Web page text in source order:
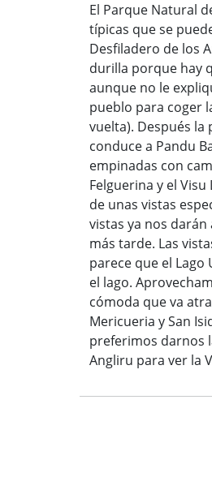
El Parque Natural
típicas que se
Desfiladero de los
durilla porque hay
aunque no le
pueblo para coger
vuelta). Después
conduce a Pandu
empinadas con
Felguerina y el
de unas vistas
vistas ya nos darán
más tarde. Las
parece que el
el lago.
cómoda que va
Mericueria y San
preferimos darnos
Angliru para ver la